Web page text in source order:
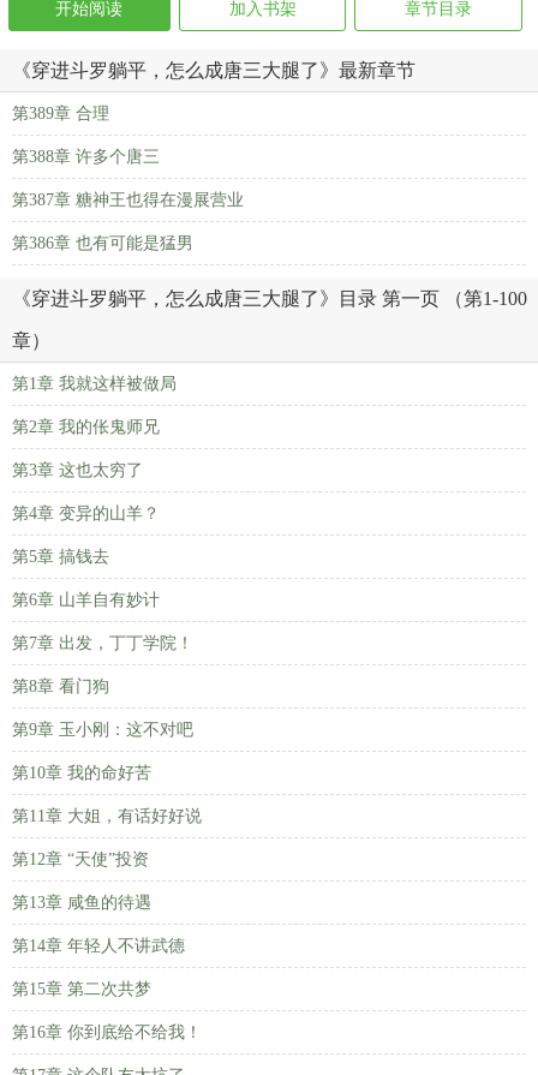
开始阅读 加入书架 章节目录
《穿进斗罗躺平，怎么成唐三大腿了》最新章节
第389章 合理
第388章 许多个唐三
第387章 糖神王也得在漫展营业
第386章 也有可能是猛男
《穿进斗罗躺平，怎么成唐三大腿了》目录 第一页 （第1-100
章）
第1章 我就这样被做局
第2章 我的伥鬼师兄
第3章 这也太穷了
第4章 变异的山羊？
第5章 搞钱去
第6章 山羊自有妙计
第7章 出发，丁丁学院！
第8章 看门狗
第9章 玉小刚：这不对吧
第10章 我的命好苦
第11章 大姐，有话好好说
第12章 “天使”投资
第13章 咸鱼的待遇
第14章 年轻人不讲武德
第15章 第二次共梦
第16章 你到底给不给我！